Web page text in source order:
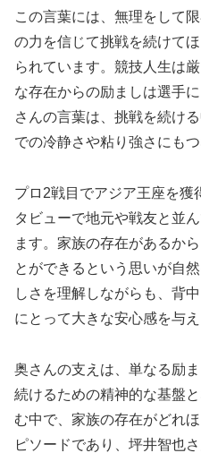
この言葉には、無理をして
の力を信じて挑戦を続けて
られています。競技人生は
な存在からの励ましは選手
さんの言葉は、挑戦を続け
での冷静さや粘り強さにもつ
プロ2戦目でアジア王座を獲
タビューで地元や戦友と並
ます。家族の存在があるか
とができるという思いが自
しさを理解しながらも、背
にとって大きな安心感を与え
奥さんの支えは、単なる励
続けるための精神的な基盤
む中で、家族の存在がどれ
ピソードであり、坪井智也